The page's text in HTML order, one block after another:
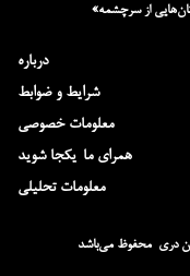
دری محفوظ می‌باشد
درباره
شرایط و ضوابط
معلومات خصوصی
همرای ما-یکجا شوید
معلومات تحلیلی